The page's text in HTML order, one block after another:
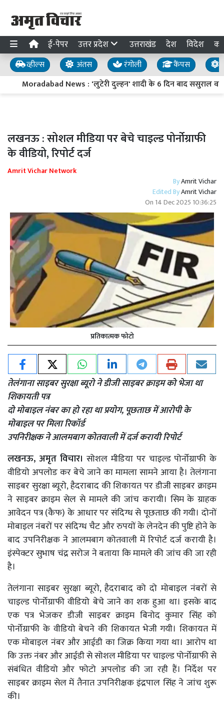
ई-पेपर उत्तर प्रदेश उत्तराखंड देश विदेश
व्हील्स अंतस रंगोली कैंपस
Moradabad News : 'लुटेरी दुल्हन' शादी के 6 दिन बाद ससुराल
लखनऊ : सोशल मीडिया पर बेचे चाइल्ड पोर्नोग्राफी
के वीडियो, रिपोर्ट दर्ज
Amrit Vichar Network
ByAmrit Vichar
Edited ByAmrit Vichar
On 14 Dec 2025 10:36:25
प्रतिकात्मक फोटो
तेलंगाना साइबर सुरक्षा ब्यूरो ने डीजी साइबर क्राइम को भेजा था
शिकायती पत्र
दो मोबाइल नंबर का हो रहा था प्रयोग, पूछताछ में आरोपी के
मोबाइल पर मिला रिकॉर्ड
उपनिरीक्षक ने आलमबाग कोतवाली में दर्ज करायी रिपोर्ट
लखनऊ, अमृत विचार। सोशल मीडिया पर चाइल्ड पोर्नोग्राफी के
वीडियो अपलोड कर बेचे जाने का मामला सामने आया है। तेलंगाना
साइबर सुरक्षा ब्यूरो, हैदराबाद की शिकायत पर डीजी साइबर क्राइम
ने साइबर क्राइम सेल से मामले की जांच करायी। सिम के ग्राहक
आवेदन पत्र (कैफ) के आधार पर संदिग्ध से पूछताछ की गयी। दोनों
मोबाइल नंबरों पर संदिग्ध चैट और रुपयों के लेनदेन की पुष्टि होने के
बाद उपनिरीक्षक ने आलमबाग कोतवाली में रिपोर्ट दर्ज करायी है।
इंस्पेक्टर सुभाष चंद्र सरोज ने बताया कि मामले की जांच की जा रही
है।
तेलंगाना साइबर सुरक्षा ब्यूरो, हैदराबाद को दो मोबाइल नंबरों से
चाइल्ड पोर्नोग्राफी वीडियो बेचे जाने का शक हुआ था। इसके बाद
एक पत्र भेजकर डीजी साइबर क्राइम बिनोद कुमार सिंह को
पोर्नोग्राफी के वीडियो बेचने की शिकायत भेजी गयी। शिकायत में
एक मोबाइल नंबर और आईडी का जिक्र किया गया था। आरोप था
कि उक्त नंबर और आईडी से सोशल मीडिया पर चाइल्ड पोर्नोग्राफी से
संबंधित वीडियो और फोटो अपलोड की जा रही हैं। निर्देश पर
साइबर क्राइम सेल में तैनात उपनिरीक्षक इंद्रपाल सिंह ने जांच शुरू
की।